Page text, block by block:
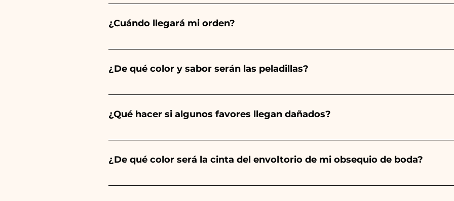
Ceramiche Ania crea y pinta totalmente a mano, ¡por lo que su creación lleva
tu evento es antes de los horarios indicados, ¡contáctanos para solicitar información
¿Cuándo llegará mi orden?
Se garantiza la recepción del pedido 10/15 días antes del evento.
¿De qué color y sabor serán las peladillas?
El sabor de las peladillas siempre será almendrado, el color varía según el tipo de
Comunión, Confirmación y Boda será de color blanco. - Para Graduación, será Rojo
¿Qué hacer si algunos favores llegan dañados?
Llevamos muchos años en el sector y sabemos cuidar tus pedidos pero si algo se
¿De qué color será la cinta del envoltorio de mi obsequio de boda?
Siempre combinamos los colores de las cintas con los colores del detalle de boda